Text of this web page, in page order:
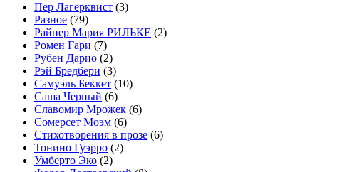
Пер Лагерквист (3)
Разное (79)
Райнер Мария РИЛЬКЕ (2)
Ромен Гари (7)
Рубен Дарио (2)
Рэй Бредбери (3)
Самуэль Беккет (10)
Саша Черный (6)
Славомир Мрожек (6)
Сомерсет Моэм (6)
Стихотворения в прозе (6)
Тонино Гуэрро (2)
Умберто Эко (2)